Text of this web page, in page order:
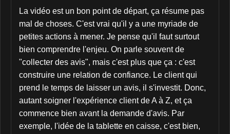
La vidéo est un bon point de départ, ça résume pas
mal de choses. C'est vrai qu'il y a une myriade de
petites actions à mener. Je pense qu'il faut surtout
bien comprendre l'enjeu. On parle souvent de
"collecter des avis", mais c'est plus que ça : c'est
construire une relation de confiance. Le client qui
prend le temps de laisser un avis, il s'investit. Donc,
autant soigner l'expérience client de A à Z, et ça
commence bien avant la demande d'avis. Par
exemple, l'idée de la tablette en caisse, c'est bien,